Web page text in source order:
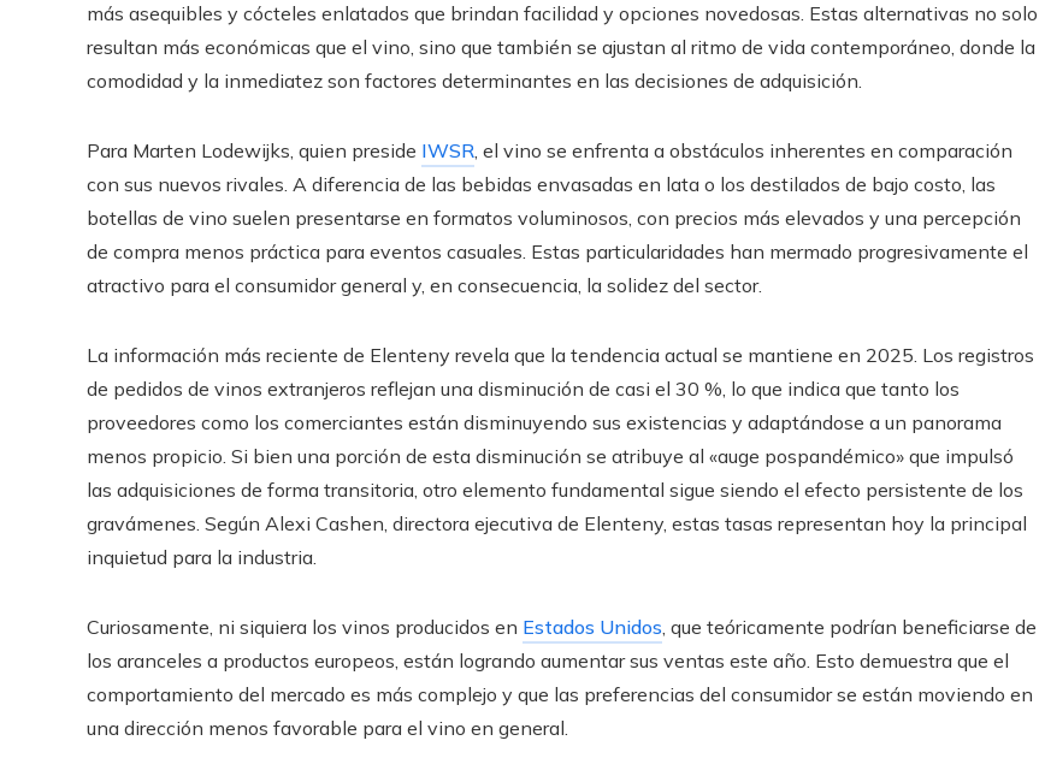
más asequibles y cócteles enlatados que brindan facilidad y opciones novedosas. Estas alternativas no solo
resultan más económicas que el vino, sino que también se ajustan al ritmo de vida contemporáneo, donde la
comodidad y la inmediatez son factores determinantes en las decisiones de adquisición.
Para Marten Lodewijks, quien preside IWSR, el vino se enfrenta a obstáculos inherentes en comparación
con sus nuevos rivales. A diferencia de las bebidas envasadas en lata o los destilados de bajo costo, las
botellas de vino suelen presentarse en formatos voluminosos, con precios más elevados y una percepción
de compra menos práctica para eventos casuales. Estas particularidades han mermado progresivamente el
atractivo para el consumidor general y, en consecuencia, la solidez del sector.
La información más reciente de Elenteny revela que la tendencia actual se mantiene en 2025. Los registros
de pedidos de vinos extranjeros reflejan una disminución de casi el 30 %, lo que indica que tanto los
proveedores como los comerciantes están disminuyendo sus existencias y adaptándose a un panorama
menos propicio. Si bien una porción de esta disminución se atribuye al «auge pospandémico» que impulsó
las adquisiciones de forma transitoria, otro elemento fundamental sigue siendo el efecto persistente de los
gravámenes. Según Alexi Cashen, directora ejecutiva de Elenteny, estas tasas representan hoy la principal
inquietud para la industria.
Curiosamente, ni siquiera los vinos producidos en Estados Unidos, que teóricamente podrían beneficiarse de
los aranceles a productos europeos, están logrando aumentar sus ventas este año. Esto demuestra que el
comportamiento del mercado es más complejo y que las preferencias del consumidor se están moviendo en
una dirección menos favorable para el vino en general.